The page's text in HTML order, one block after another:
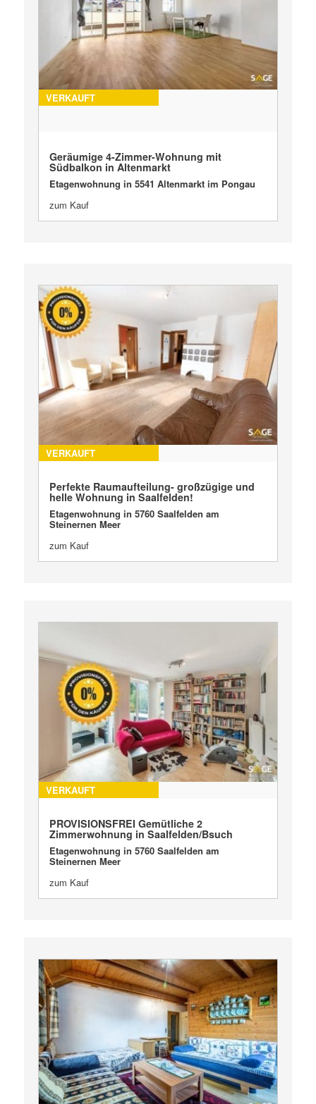
VERKAUFT
Geräumige 4-Zimmer-Wohnung mit
Südbalkon in Altenmarkt
Etagenwohnung in 5541 Altenmarkt im Pongau
zum Kauf
VERKAUFT
Perfekte Raumaufteilung- großzügige und
helle Wohnung in Saalfelden!
Etagenwohnung in 5760 Saalfelden am
Steinernen Meer
zum Kauf
VERKAUFT
PROVISIONSFREI Gemütliche 2
Zimmerwohnung in Saalfelden/Bsuch
Etagenwohnung in 5760 Saalfelden am
Steinernen Meer
zum Kauf